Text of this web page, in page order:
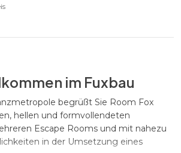
im Fuxbau
begrüßt Sie Room Fox
hellen und formvollendeten
Escape Rooms und mit nahezu
in der Umsetzung eines